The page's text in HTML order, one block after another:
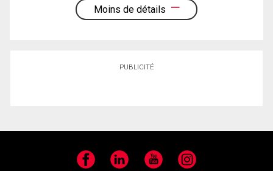
Moins de détails
PUBLICITÉ
Facebook LinkedIn YouTube Instagram